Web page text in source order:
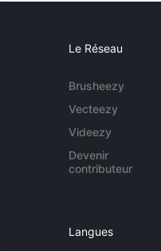
Le Réseau
Brusheezy
Vecteezy
Videezy
Devenir
contributeur
Langues